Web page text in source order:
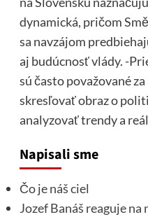
dynamická, pričom
sa navzájom
aj budúcnosť vlády. -
sú často považované
skresľovať obraz o
analyzovať trendy a
Napisali sme
Čo je náš ciel
Jozef Banáš reaguje